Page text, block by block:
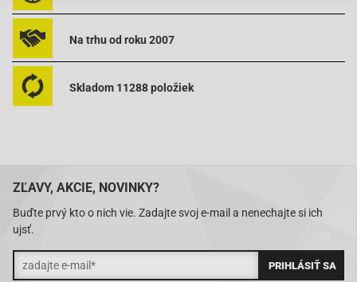
NK100.35
Na trhu od roku 2007
Skladom 11288 položiek
ZĽAVY, AKCIE, NOVINKY?
Buďte prvý kto o nich vie. Zadajte svoj e-mail a nenechajte si ich
ujsť.